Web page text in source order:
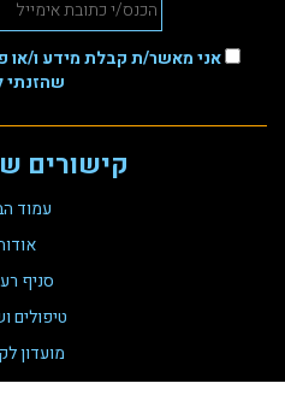
קישורים
עמוד
סניף
טיפולים
מועדון
צור
אני מאשר/ת קבלת מידע ו/או
שהזנתי